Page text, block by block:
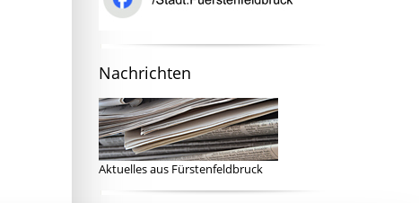
Nachrichten
Aktuelles aus Fürstenfeldbruck